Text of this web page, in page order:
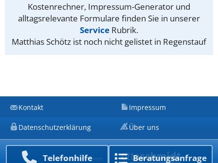
Kostenrechner, Impressum-Generator und
alltagsrelevante Formulare finden Sie in unserer
Service Rubrik.
Matthias Schötz ist noch nicht gelistet in Regenstauf
Telefon­hilfe Beratungs­anfrage
Kontakt Impressum
Datenschutzerklärung Über uns
Ein Unternehmen von